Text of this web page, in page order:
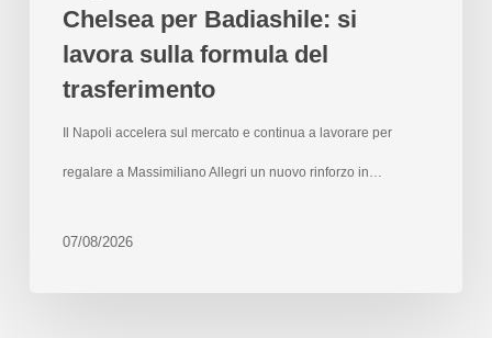
Chelsea per Badiashile: si
lavora sulla formula del
trasferimento
Il Napoli accelera sul mercato e continua a lavorare per
regalare a Massimiliano Allegri un nuovo rinforzo in…
07/08/2026